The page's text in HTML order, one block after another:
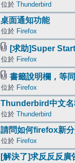
位於 Thunderbird
桌面通知功能
位於 Firefox
[求助]Super
位於 Firefox
書籤說明欄，等
位於 Firefox
Thunderbird中文名
位於 Thunderbird
請問如何firefox新
位於 Firefox
[解決了]求反反反廣